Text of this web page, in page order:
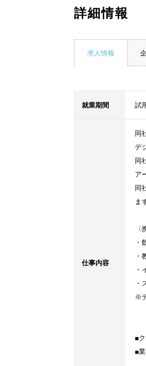
詳細情報
求人情報
就業期間 試
仕事内容
同
デ
同
ア
同
ま
〈
・
・
・
・
※
■ク
■